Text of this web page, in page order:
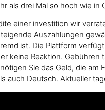
als drei Mal so hoch wie in
einer investition wir
Auszahlungen
ist. Die Plattform
keine Reaktion.
Sie das Geld, die
auch Deutsch. Aktueller